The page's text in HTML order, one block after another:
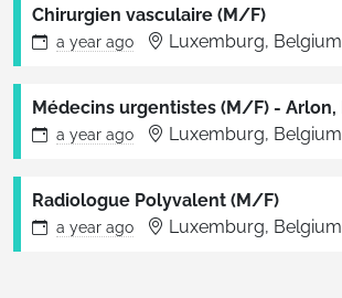
Chirurgien vasculaire (M/F)
a year ago Luxemburg, Belgium
a year ago Luxemburg, Belgium
Radiologue Polyvalent (M/F)
a year ago Luxemburg, Belgium